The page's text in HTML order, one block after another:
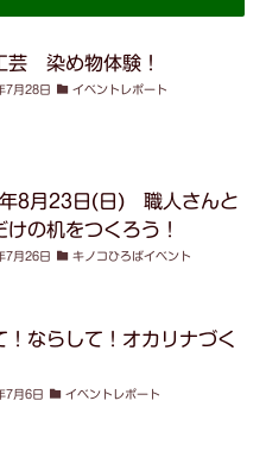
芸 染め物体験！
7月28日 イベントレポート
8月23日(日) 職人さんと
けの机をつくろう！
7月26日 キノコひろばイベント
！ならして！オカリナづく
7月6日 イベントレポート